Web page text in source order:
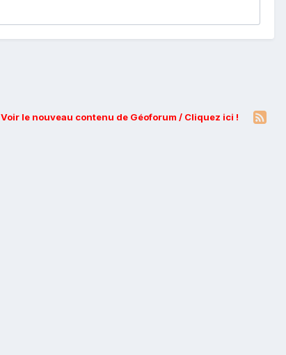
Voir le nouveau contenu de Géoforum / Cliquez ici !